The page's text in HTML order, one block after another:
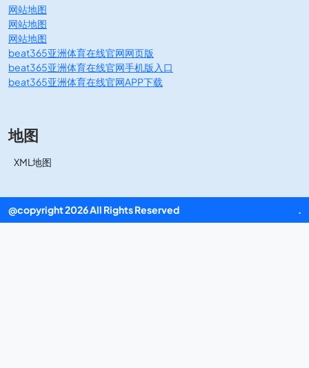
网站地图
网站地图
网站地图
beat365亚洲体育在线官网网页版
beat365亚洲体育在线官网手机版入口
beat365亚洲体育在线官网APP下载
地图
XML地图
@copyright 2026 All Rights Reserved .